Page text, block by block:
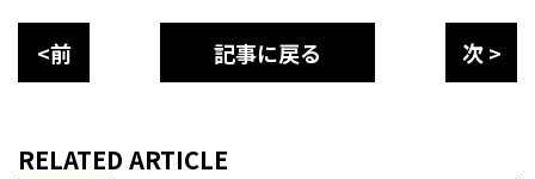
<前 記事に戻る 次 >
RELATED ARTICLE